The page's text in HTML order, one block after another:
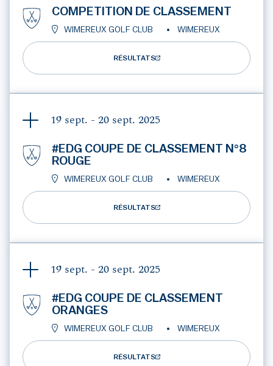
COMPETITION DE CLASSEMENT
WIMEREUX GOLF CLUB WIMEREUX
RÉSULTATS
19 sept. - 20 sept. 2025
#EDG COUPE DE CLASSEMENT N°8
ROUGE
WIMEREUX GOLF CLUB WIMEREUX
RÉSULTATS
19 sept. - 20 sept. 2025
#EDG COUPE DE CLASSEMENT
ORANGES
WIMEREUX GOLF CLUB WIMEREUX
RÉSULTATS